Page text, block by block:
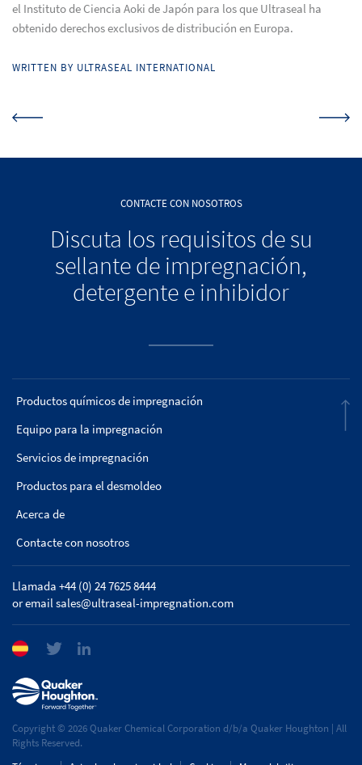
el Instituto de Ciencia Aoki de Japón para los que Ultraseal ha
obtenido derechos exclusivos de distribución en Europa.
WRITTEN BY ULTRASEAL INTERNATIONAL
CONTACTE CON NOSOTROS
Discuta los requisitos de su
sellante de impregnación,
detergente e inhibidor
Productos químicos de impregnación
Equipo para la impregnación
Servicios de impregnación
Productos para el desmoldeo
Acerca de
Contacte con nosotros
Llamada +44 (0) 24 7625 8444
or emailsales@ultraseal-impregnation.com
Copyright © 2026 Quaker Chemical Corporation d/b/a Quaker Houghton | All
Rights Reserved.